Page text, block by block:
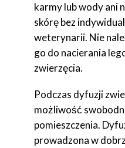
karmy lub wody ani
skórę bez
weterynarii. Nie
go do nacierania
zwierzęcia.
Podczas dyfuzji
możliwość
pomieszczenia.
prowadzona w